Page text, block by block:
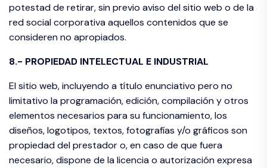
potestad de retirar, sin previo aviso del sitio web o de la
red social corporativa aquellos contenidos que se
consideren no apropiados.
8.- PROPIEDAD INTELECTUAL E INDUSTRIAL
El sitio web, incluyendo a título enunciativo pero no
limitativo la programación, edición, compilación y otros
elementos necesarios para su funcionamiento, los
diseños, logotipos, textos, fotografías y/o gráficos son
propiedad del prestador o, en caso de que fuera
necesario, dispone de la licencia o autorización expresa